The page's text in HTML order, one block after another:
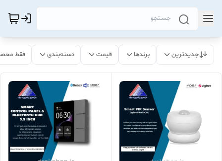
جدیدترین برندها قیمت دسته‌بندی فقط